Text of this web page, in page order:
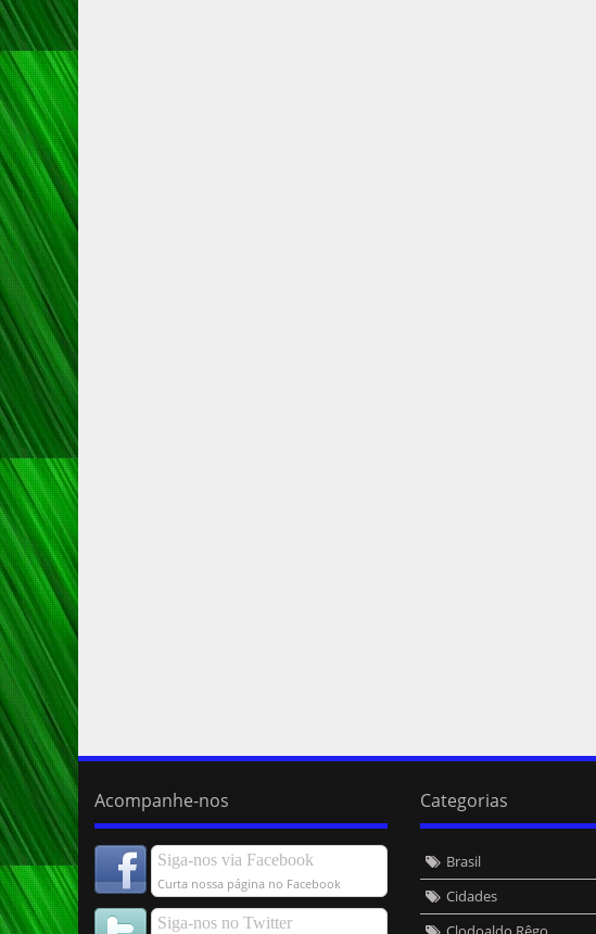
Acompanhe-nos
Siga-nos via Facebook
Curta nossa página no Facebook
Siga-nos no Twitter
Categorias
Brasil
Cidades